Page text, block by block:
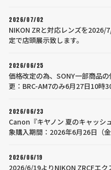
2026/07/02
NIKON ZRと対応レンズを2026/
定で店頭展示致します。
2026/06/25
価格改定の為、SONY一部商品
更：BRC-AM7のみ6月27日10時
2026/06/23
Canon『キヤノン 夏のキャッシ
象購入期間：2026年6月26日（
2026/06/19
2026/6/19よりNIKON ZRCFエ